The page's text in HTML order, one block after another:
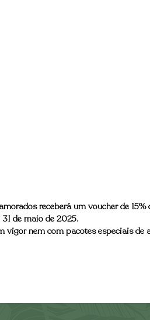
receberá um voucher de
de maio de 2025.
vigor nem com pacotes especiais de